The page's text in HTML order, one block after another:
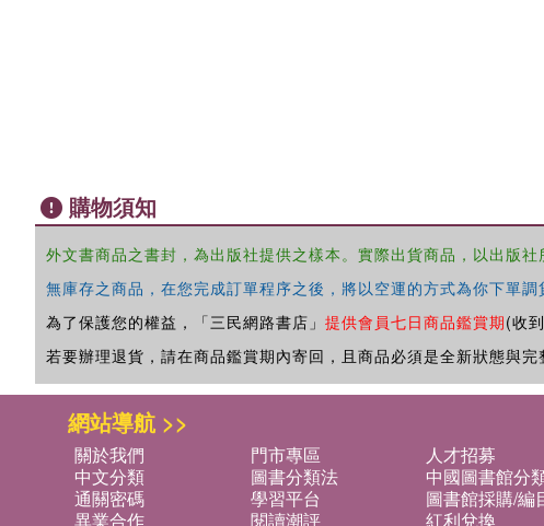
購物須知
外文書商品之書封，為出版社提供之樣本。實際出貨商品，以出版
無庫存之商品，在您完成訂單程序之後，將以空運的方式為你下單
為了保護您的權益，「三民網路書店」 提供會員七日商品鑑賞期(收
若要辦理退貨，請在商品鑑賞期內寄回，且商品必須是全新狀態與
網站導航 >>
關於我們 門市專區 人才招募
中文分類
圖書分類法 中國圖書館分
通關密碼
學習平台 圖書館採購/編
異業合作
閱讀潮評 紅利兌換